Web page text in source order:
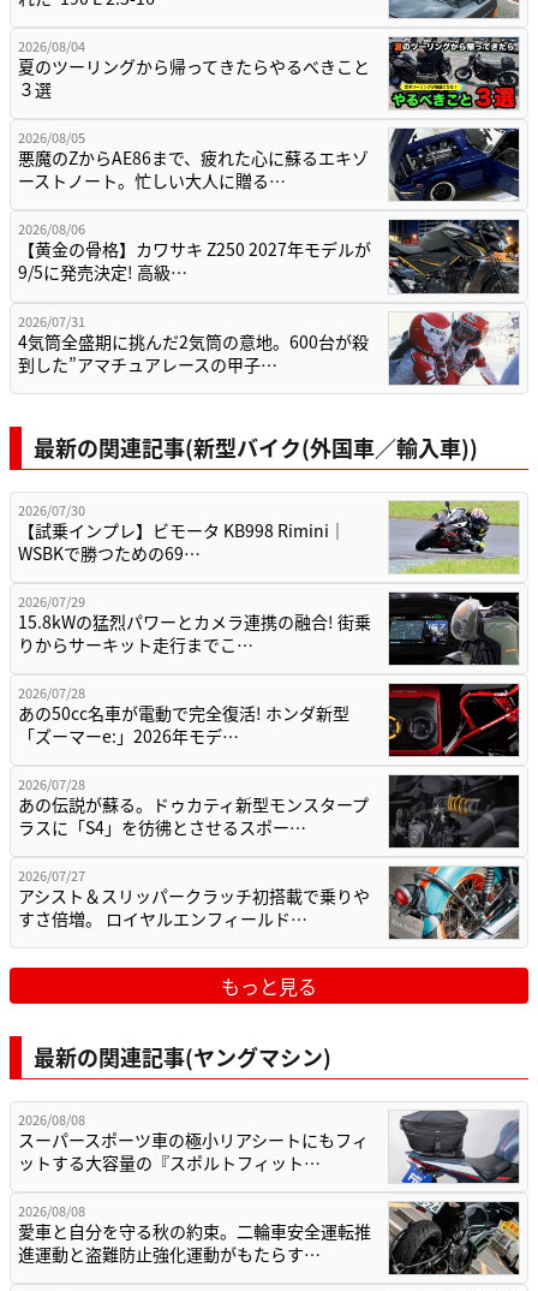
2026/08/04
夏のツーリングから帰ってきたらやるべきこと
３選
2026/08/05
悪魔のZからAE86まで、疲れた心に蘇るエキゾ
ーストノート。忙しい大人に贈る…
2026/08/06
【黄金の骨格】カワサキ Z250 2027年モデルが
9/5に発売決定! 高級…
2026/07/31
4気筒全盛期に挑んだ2気筒の意地。600台が殺
到した”アマチュアレースの甲子…
最新の関連記事(新型バイク(外国車／輸入車))
2026/07/30
【試乗インプレ】ビモータ KB998 Rimini｜
WSBKで勝つための69…
2026/07/29
15.8kWの猛烈パワーとカメラ連携の融合! 街乗
りからサーキット走行までこ…
2026/07/28
あの50cc名車が電動で完全復活! ホンダ新型
「ズーマーe:」2026年モデ…
2026/07/28
あの伝説が蘇る。ドゥカティ新型モンスタープ
ラスに「S4」を彷彿とさせるスポー…
2026/07/27
アシスト＆スリッパークラッチ初搭載で乗りや
すさ倍増。 ロイヤルエンフィールド…
もっと見る
最新の関連記事(ヤングマシン)
2026/08/08
スーパースポーツ車の極小リアシートにもフィ
ットする大容量の『スポルトフィット…
2026/08/08
愛車と自分を守る秋の約束。二輪車安全運転推
進運動と盗難防止強化運動がもたらす…